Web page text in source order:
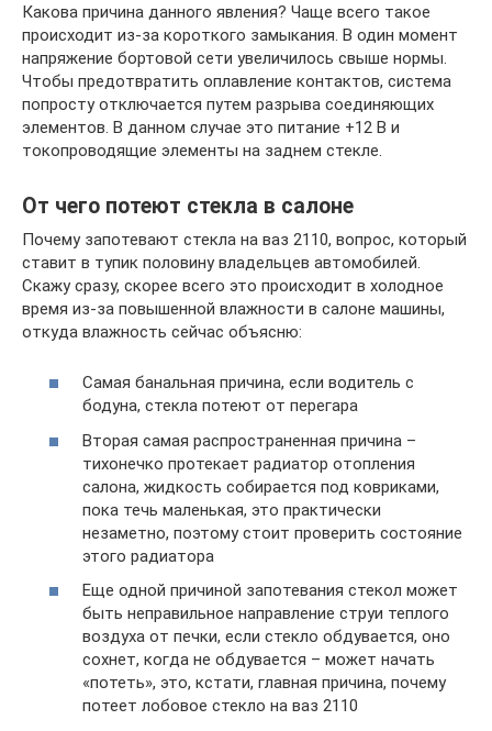
Какова причина данного явления? Чаще всего такое
происходит из-за короткого замыкания. В один момент
напряжение бортовой сети увеличилось свыше нормы.
Чтобы предотвратить оплавление контактов, система
попросту отключается путем разрыва соединяющих
элементов. В данном случае это питание +12 В и
токопроводящие элементы на заднем стекле.
От чего потеют стекла в салоне
Почему запотевают стекла на ваз 2110, вопрос, который
ставит в тупик половину владельцев автомобилей.
Скажу сразу, скорее всего это происходит в холодное
время из-за повышенной влажности в салоне машины,
откуда влажность сейчас объясню:
Самая банальная причина, если водитель с
бодуна, стекла потеют от перегара
Вторая самая распространенная причина –
тихонечко протекает радиатор отопления
салона, жидкость собирается под ковриками,
пока течь маленькая, это практически
незаметно, поэтому стоит проверить состояние
этого радиатора
Еще одной причиной запотевания стекол может
быть неправильное направление струи теплого
воздуха от печки, если стекло обдувается, оно
сохнет, когда не обдувается – может начать
«потеть», это, кстати, главная причина, почему
потеет лобовое стекло на ваз 2110